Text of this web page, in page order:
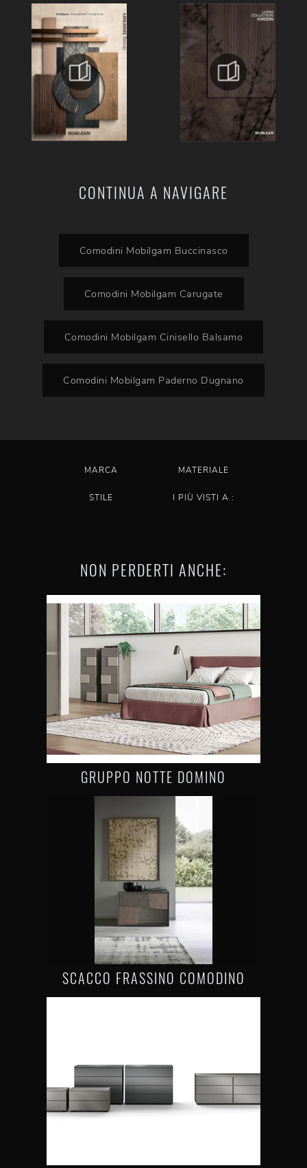
CONTINUA A NAVIGARE
Comodini Mobilgam Buccinasco
Comodini Mobilgam Carugate
Comodini Mobilgam Cinisello Balsamo
Comodini Mobilgam Paderno Dugnano
MARCA MATERIALE
STILE I PIÙ VISTI A :
NON PERDERTI ANCHE:
GRUPPO NOTTE DOMINO
SCACCO FRASSINO COMODINO